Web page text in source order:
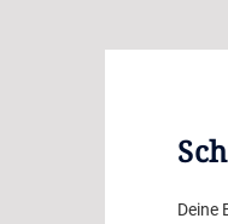
Deine